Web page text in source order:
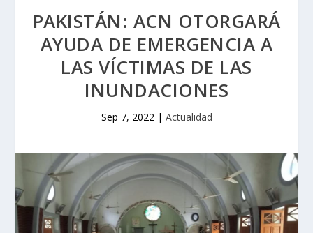
PAKISTÁN: ACN OTORGARÁ
AYUDA DE EMERGENCIA A
LAS VÍCTIMAS DE LAS
INUNDACIONES
Sep 7, 2022| Actualidad